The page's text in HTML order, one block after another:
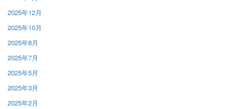
2025年12月
2025年10月
2025年8月
2025年7月
2025年5月
2025年3月
2025年2月